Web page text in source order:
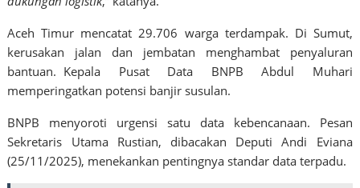
Aceh Timur mencatat 29.706 warga terdampak. Di Sumut,
kerusakan jalan dan jembatan menghambat penyaluran
bantuan. Kepala Pusat Data BNPB Abdul Muhari
memperingatkan potensi banjir susulan.
BNPB menyoroti urgensi satu data kebencanaan. Pesan
Sekretaris Utama Rustian, dibacakan Deputi Andi Eviana
(25/11/2025), menekankan pentingnya standar data terpadu.